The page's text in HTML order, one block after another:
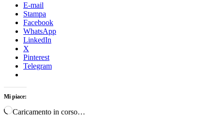
E-mail
Stampa
Facebook
WhatsApp
LinkedIn
X
Pinterest
Telegram
Mi piace:
Caricamento in corso…